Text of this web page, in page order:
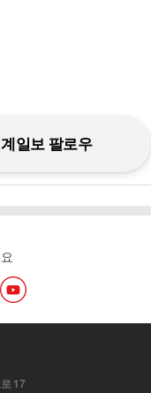
일보 팔로우
17